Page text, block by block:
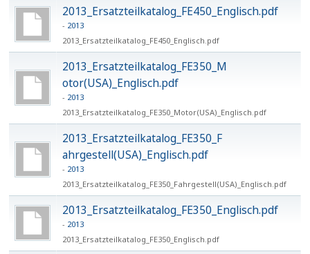
2013_Ersatzteilkatalog_FE450_E​nglisch.pdf
2013
2013_Ersatzteilkatalog_FE450_E​nglisch.pdf
2013_Ersatzteilkatalog_FE350_M​
otor(USA)_Englisch.pdf
2013
2013_Ersatzteilkatalog_FE350_M​otor(USA)_Englisch.pdf
2013_Ersatzteilkatalog_FE350_F​
ahrgestell(USA)_Englisch.pdf
2013
2013_Ersatzteilkatalog_FE350_F​ahrgestell(USA)_Englisch.pdf
2013_Ersatzteilkatalog_FE350_E​nglisch.pdf
2013
2013_Ersatzteilkatalog_FE350_E​nglisch.pdf